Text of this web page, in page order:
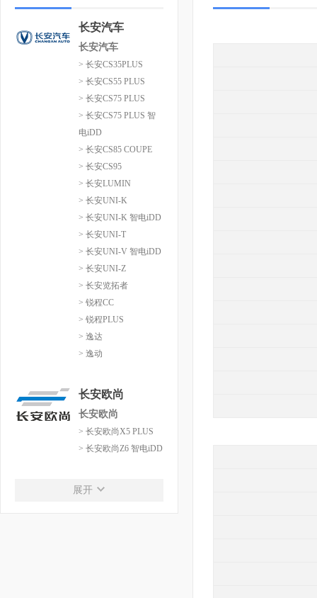
长安汽车
长安汽车
> 长安CS35PLUS
> 长安CS55 PLUS
> 长安CS75 PLUS
> 长安CS75 PLUS 智
电iDD
> 长安CS85 COUPE
> 长安CS95
> 长安LUMIN
> 长安UNI-K
> 长安UNI-K 智电iDD
> 长安UNI-T
> 长安UNI-V 智电iDD
> 长安UNI-Z
> 长安览拓者
> 锐程CC
> 锐程PLUS
> 逸达
> 逸动
长安欧尚
长安欧尚
> 长安欧尚X5 PLUS
> 长安欧尚Z6 智电iDD
长安启源
展开